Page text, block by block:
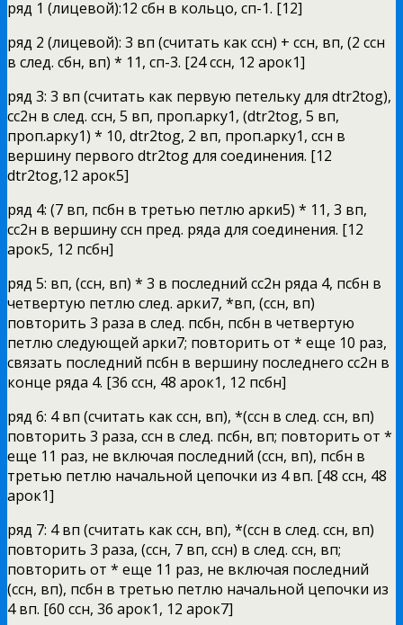
ряд 1 (лицевой):12 сбн в кольцо, сп-1. [12]
ряд 2 (лицевой): 3 вп (считать как ссн) + ссн, вп, (2 ссн
в след. сбн, вп) * 11, сп-3. [24 ссн, 12 арок1]
ряд 3: 3 вп (считать как первую петельку для dtr2tog),
сс2н в след. ссн, 5 вп, проп.арку1, (dtr2tog, 5 вп,
проп.арку1) * 10, dtr2tog, 2 вп, проп.арку1, ссн в
вершину первого dtr2tog для соединения. [12
dtr2tog,12 арок5]
ряд 4: (7 вп, псбн в третью петлю арки5) * 11, 3 вп,
сс2н в вершину ссн пред. ряда для соединения. [12
арок5, 12 псбн]
ряд 5: вп, (ссн, вп) * 3 в последний сс2н ряда 4, псбн в
четвертую петлю след. арки7, *вп, (ссн, вп)
повторить 3 раза в след. псбн, псбн в четвертую
петлю следующей арки7; повторить от * еще 10 раз,
связать последний псбн в вершину последнего сс2н в
конце ряда 4. [36 ссн, 48 арок1, 12 псбн]
ряд 6: 4 вп (считать как ссн, вп), *(ссн в след. ссн, вп)
повторить 3 раза, ссн в след. псбн, вп; повторить от *
еще 11 раз, не включая последний (ссн, вп), псбн в
третью петлю начальной цепочки из 4 вп. [48 ссн, 48
арок1]
ряд 7: 4 вп (считать как ссн, вп), *(ссн в след. ссн, вп)
повторить 3 раза, (ссн, 7 вп, ссн) в след. ссн, вп;
повторить от * еще 11 раз, не включая последний
(ссн, вп), псбн в третью петлю начальной цепочки из
4 вп. [60 ссн, 36 арок1, 12 арок7]